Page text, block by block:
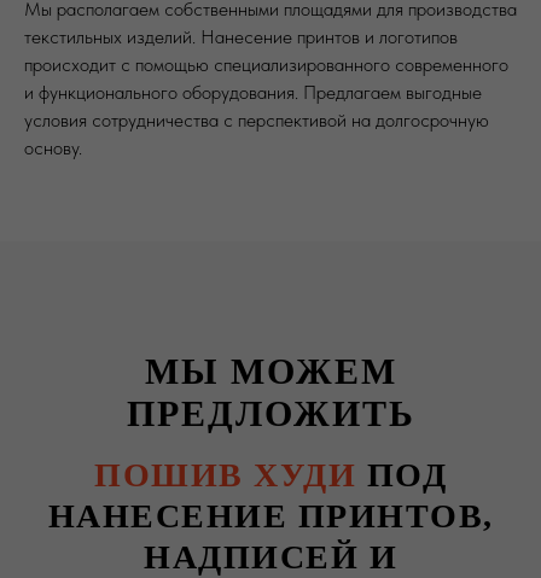
Мы располагаем собственными площадями для производства
текстильных изделий. Нанесение принтов и логотипов
происходит с помощью специализированного современного
и функционального оборудования. Предлагаем выгодные
условия сотрудничества с перспективой на долгосрочную
основу.
МЫ МОЖЕМ
ПРЕДЛОЖИТЬ
ПОШИВ ХУДИ ПОД
НАНЕСЕНИЕ ПРИНТОВ,
НАДПИСЕЙ И